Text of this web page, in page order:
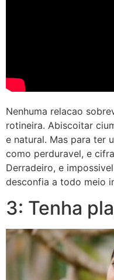
Nenhuma relacao
rotineira. Abiscoitar
e natural. Mas para ter
como perduravel, e
Derradeiro, e
desconfia a todo meio
3: Tenha